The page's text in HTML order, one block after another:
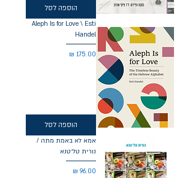
הוספה לסל
Aleph Is for Love \ Esti
Handel
מחיר
הוספה לסל
אמא לא באמת מתה /
נורית טל־טנא
מחיר